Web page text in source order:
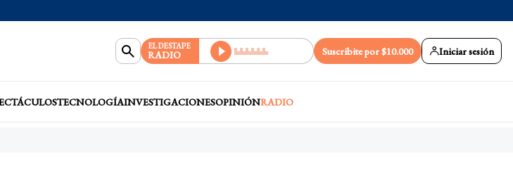
EL DESTAPE
RADIO Suscribite por $10.000 Iniciar sesión
TECNOLOGÍAINVESTIGACIONESOPINIÓNRADIO